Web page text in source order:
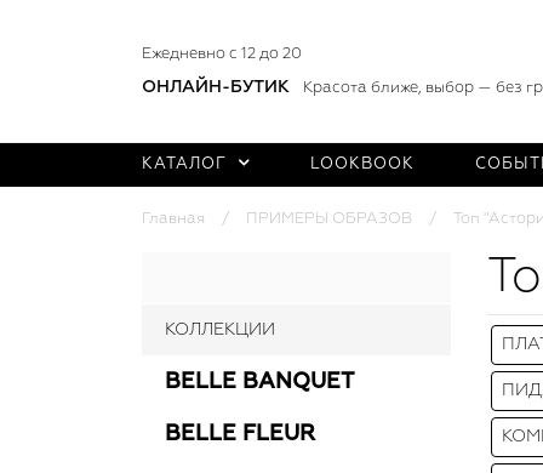
Ежедневно с 12 до 20
ОНЛАЙН-БУТИК Красота ближе, выбор — без
КАТАЛОГ LOOKBOOK
Главная ПРИМЕРЫ ОБРАЗОВ Топ
КОЛЛЕКЦИИ
BELLE BANQUET
BELLE FLEUR